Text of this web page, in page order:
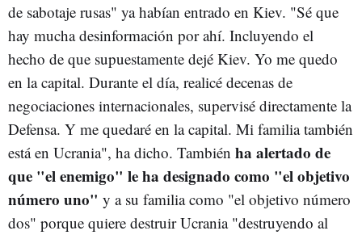
de sabotaje rusas" ya habían entrado en Kiev. "Sé que
hay mucha desinformación por ahí. Incluyendo el
hecho de que supuestamente dejé Kiev. Yo me quedo
en la capital. Durante el día, realicé decenas de
negociaciones internacionales, supervisé directamente la
Defensa. Y me quedaré en la capital. Mi familia también
está en Ucrania", ha dicho. También ha alertado de
que "el enemigo" le ha designado como "el objetivo
número uno" y a su familia como "el objetivo número
dos" porque quiere destruir Ucrania "destruyendo al